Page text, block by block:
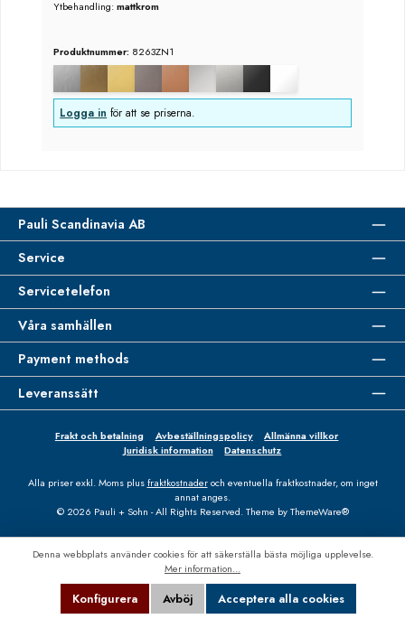
Ytbehandling:mattkrom
Produktnummer: 8263ZN1
Logga in för att se priserna.
Pauli Scandinavia AB
Service
Servicetelefon
Våra samhällen
Payment methods
Leveranssätt
Frakt och betalning Avbeställningspolicy
Allmänna villkor
Juridisk information
Datenschutz
Alla priser exkl. Moms plusfraktkostnaderoch eventuella fraktkostnader, om inget
annat anges.
© 2026 Pauli + Sohn - All Rights Reserved. Theme byThemeWare®
Denna webbplats använder cookies för att säkerställa bästa möjliga upplevelse.
Mer information...
Avböj
Konfigurera Acceptera alla cookies